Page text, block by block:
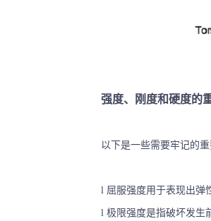
强度、刚度和硬度的
以下是一些需要牢记的重
l 屈服强度用于表现出弹
l 极限强度是指破坏发生